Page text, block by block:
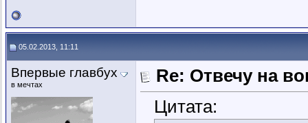
05.02.2013, 11:11
Впервые главбух
в мечтах
Re: Отвечу на
Цитата: